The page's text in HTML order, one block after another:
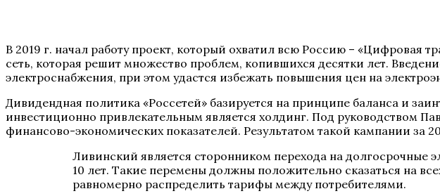
В 2019 г. начал работу проект, который охватил всю Россию –
сеть, которая решит множество проблем, копившихся десятки лет.
электроснабжения, при этом удастся избежать повышения цен на
Дивидендная политика «Россетей» базируется на принципе баланса и
инвестиционно привлекательным является холдинг. Под руководством
финансово-экономических показателей. Результатом такой кампании за
Ливинский является сторонником перехода на долгосрочные
10 лет. Такие перемены должны положительно сказаться на
равномерно распределить тарифы между потребителями.